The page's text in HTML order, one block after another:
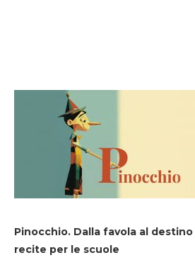
Pinocchio. Dalla favola al
recite per le scuole